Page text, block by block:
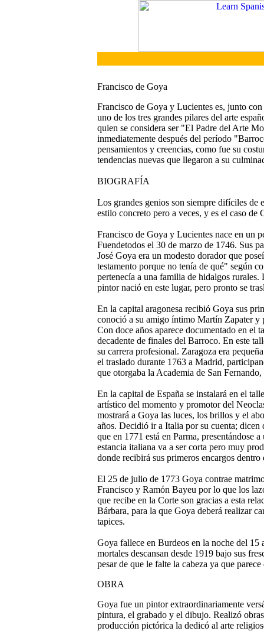
Francisco de Goya
Francisco de Goya y Lucientes es, junto
uno de los tres grandes pilares del arte
quien se considera ser "El Padre del Arte
inmediatemente después del período
pensamientos y creencias, como fue su
tendencias nuevas que llegaron a su
BIOGRAFÍA
Los grandes genios son siempre difíciles de
estilo concreto pero a veces, y es el caso
Francisco de Goya y Lucientes nace en un
Fuendetodos el 30 de marzo de 1746. Sus
José Goya era un modesto dorador que
testamento porque no tenía de qué" según
pertenecía a una familia de hidalgos
pintor nació en este lugar, pero pronto se
En la capital aragonesa recibió Goya sus
conoció a su amigo íntimo Martín Zapater y
Con doce años aparece documentado en el
decadente de finales del Barroco. En este
su carrera profesional. Zaragoza era
el traslado durante 1763 a Madrid,
que otorgaba la Academia de San
En la capital de España se instalará en el
artístico del momento y promotor del
mostrará a Goya las luces, los brillos y el
años. Decidió ir a Italia por su cuenta; dicen
que en 1771 está en Parma, presentándose
estancia italiana va a ser corta pero muy
donde recibirá sus primeros encargos
El 25 de julio de 1773 Goya contrae
Francisco y Ramón Bayeu por lo que los
que recibe en la Corte son gracias a esta
Bárbara, para la que Goya deberá realizar
tapices.
Goya fallece en Burdeos en la noche del 15
mortales descansan desde 1919 bajo sus
pesar de que le falte la cabeza ya que
OBRA
Goya fue un pintor extraordinariamente
pintura, el grabado y el dibujo. Realizó
producción pictórica la dedicó al arte